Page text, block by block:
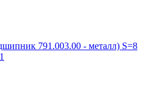
791.003.00 - металл) S=8